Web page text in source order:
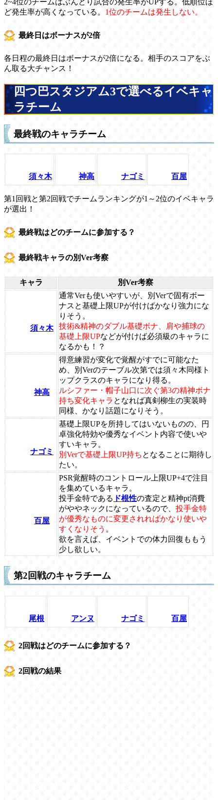
2~4位のチームはぶんどり試合の発生率がUPする。低順位ほ
ど発生率が高くなっている。 1位のチームは発生しない。
最終日はボーナスが2倍
各日程の最終日はボーナスが2倍になる。相手のスコアをぶ
ん取る大チャンス！
四つ巴スタジアム3で選べるイベキャ
ラチーム
最終戦のキャラチーム
須々木 神高 ナゴミ 百屋
第1回戦と第2回戦でチームランキングが1～2位のイベキャラ
が選出！
最終戦はどのチームに参加する？
最終戦キャラの別Ver考察
キャラ 別Ver考察
須々木
通常Verも使いやすいが、別Verで固有ボー
ナスと基礎上限UPが付けばかなり強力にな
りそう。
技術&精神のダブル基礎ボナ、肩や捕球の
基礎上限UPなどが付けば必須級のキャラに
なるかも！？
神高
得意練習が変化で覚醒がすでに可能なた
め、別Verのテーブル次第では須々木同様ト
ップクラスのキャラになり得る。
ルシファー・帽子山口に次ぐ第3の精神ボナ
持ち変化キャラ となれば真剣柳生の実装時
同様、かなり話題になりそう。
ナゴミ
基礎上限UPを所持してはいないものの、円
卓強化特効や優秀なイベント内容で使いや
すいキャラ。
別Verで基礎上限UP持ち となることに期待し
たい。
百屋
PSR覚醒時のコントロール上限UP+4で注目
を集めているキャラ。
投手金特である ド根性の査定と精神pt消費
がややネックになっているので、 投手金特
が優秀なものに変更されればかなり使いや
すくなりそう 。
欲を言えば、イベントでの体力回復ももう
少し欲しい。
第2回戦のキャラチーム
尾根 アンヌ ナゴミ 百屋
2回戦はどのチームに参加する？
2回戦の結果